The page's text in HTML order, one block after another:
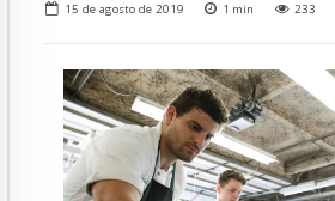
15 de agosto de 2019 1 min 233